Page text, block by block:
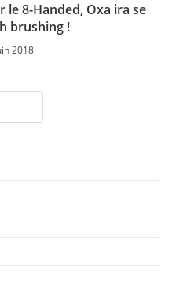
le 8-Handed, Oxa ira se
brushing !
2018